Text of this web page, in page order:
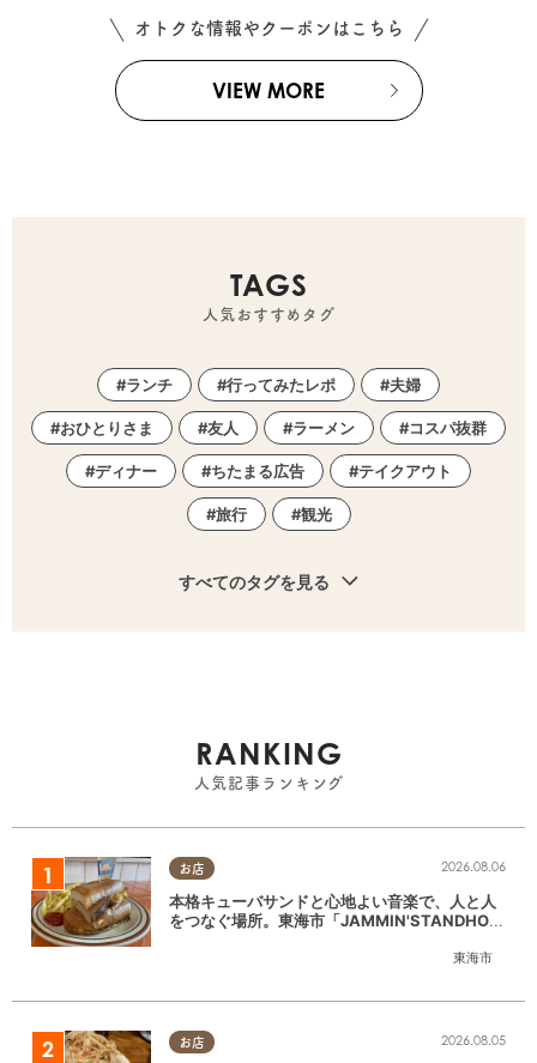
オトクな情報やクーポンはこちら
VIEW MORE
TAGS
人気おすすめタグ
ランチ 行ってみたレポ 夫婦
おひとりさま 友人 ラーメン コスパ抜群
ディナー ちたまる広告 テイクアウト
旅行 観光
すべてのタグを見る
RANKING
人気記事ランキング
お店
東海市
2026.08.06
本格キューバサンドと心地よい音楽で、人と人
をつなぐ場所。東海市「JAMMIN'STANDHOU
お店 2026.08.05